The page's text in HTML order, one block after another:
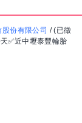
股份有限公司 /(已徵
✅近中壢泰豐輪胎